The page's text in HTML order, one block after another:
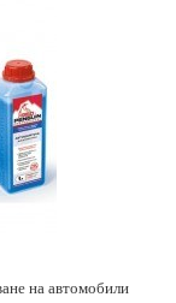
на автомобили